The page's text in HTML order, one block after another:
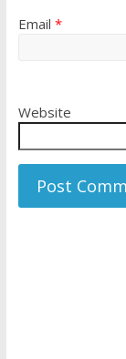
Email *
Website